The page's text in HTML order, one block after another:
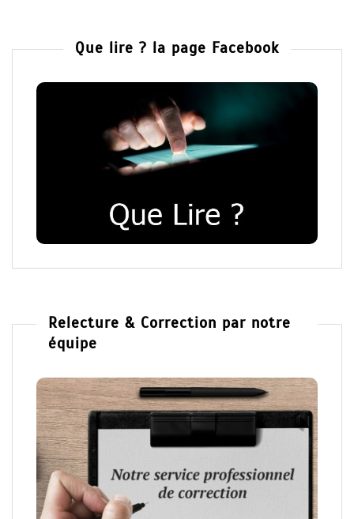
Que lire ? la page Facebook
Relecture & Correction par notre
équipe